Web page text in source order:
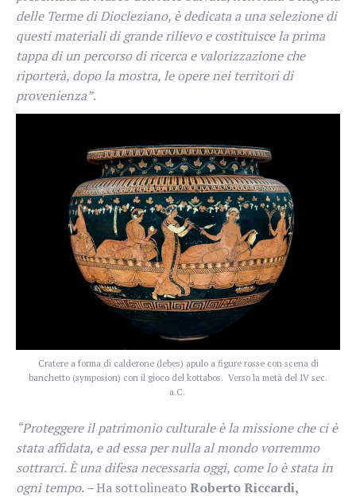
delle Terme di Diocleziano, è dedicata a una selezione di
questi materiali di grande rilievo e costituisce la prima
tappa di un percorso di ricerca e valorizzazione che
riporterà, dopo la mostra, le opere nei territori di
provenienza”.
Cratere a forma di calderone (lebes) apulo a figure rosse con scena di
banchetto (symposion) con il gioco del kottabos. Verso la metà del IV sec.
a.C.
“Proteggere il patrimonio culturale è la missione che ci è
stata affidata, e ad essa per nulla al mondo vorremmo
sottrarci. È una difesa necessaria oggi, come lo è stata in
ogni tempo. –Ha sottolineatoRoberto Riccardi,